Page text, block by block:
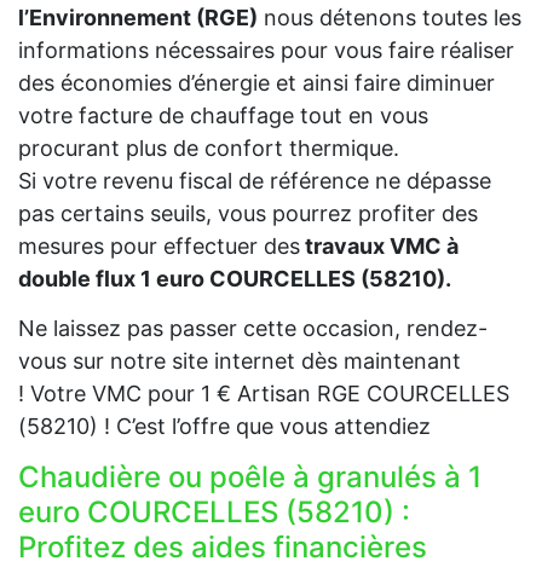
l’Environnement (RGE) nous détenons toutes les
informations nécessaires pour vous faire réaliser
des économies d’énergie et ainsi faire diminuer
votre facture de chauffage tout en vous
procurant plus de confort thermique.
Si votre revenu fiscal de référence ne dépasse
pas certains seuils, vous pourrez profiter des
mesures pour effectuer destravaux VMC à
double flux 1 euro COURCELLES (58210).
Ne laissez pas passer cette occasion, rendez-
vous sur notre site internet dès maintenant
! Votre VMC pour 1 € Artisan RGE COURCELLES
(58210) ! C’est l’offre que vous attendiez
Chaudière ou poêle à granulés à 1
euro COURCELLES (58210) :
Profitez des aides financières